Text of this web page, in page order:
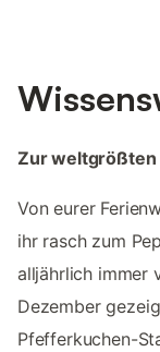
Zur
Von eurer
ihr rasch zum
alljährlich immer
Dezember
Pfefferkuchen-